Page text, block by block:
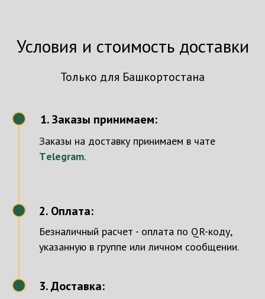
Условия и стоимость доставки
Только для Башкортостана
Заказы принимаем:
Заказы на доставку принимаем в чате
Тelegram.
2. Оплата:
Безналичный расчет - оплата по QR-коду,
указанную в группе или личном сообщении.
3. Доставка: